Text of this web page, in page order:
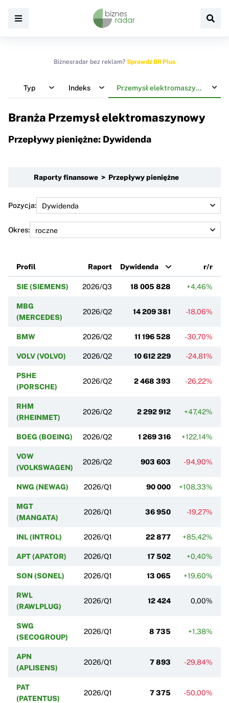
Biznesradar bez reklam? Sprawdź BR Plus
Typ Indeks Przemysł elektromaszynowy
Branża Przemysł elektromaszynowy
Przepływy pieniężne: Dywidenda
Raporty finansowe > Przepływy pieniężne
Pozycja:
Okres:
Profil Raport Dywidenda r/r
SIE (SIEMENS) 2026/Q3 18 005 828 +4,46%
MBG
(MERCEDES)
2026/Q2 14 209 381 -18,06%
BMW 2026/Q2 11 196 528 -30,70%
VOLV (VOLVO) 2026/Q2 10 612 229 -24,81%
PSHE
(PORSCHE)
2026/Q2 2 468 393 -26,22%
RHM
(RHEINMET)
2026/Q2 2 292 912 +47,42%
BOEG (BOEING) 2026/Q2 1 269 316 +122,14%
VOW
(VOLKSWAGEN)
2026/Q2 903 603 -94,90%
NWG (NEWAG) 2026/Q1 90 000 +108,33%
MGT
(MANGATA)
2026/Q1 36 950 -19,27%
INL (INTROL) 2026/Q1 22 877 +85,42%
APT (APATOR) 2026/Q1 17 502 +0,40%
SON (SONEL) 2026/Q1 13 065 +19,60%
RWL
(RAWLPLUG)
2026/Q1 12 424 0,00%
SWG
(SECOGROUP)
2026/Q1 8 735 +1,38%
APN
(APLISENS)
2026/Q1 7 893 -29,84%
PAT
(PATENTUS)
2026/Q1 7 375 -50,00%